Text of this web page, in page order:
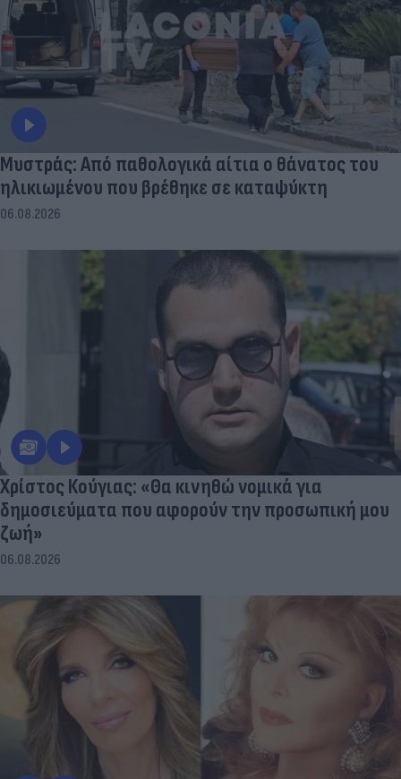
Μυστράς: Από παθολογικά αίτια ο θάνατος του
ηλικιωμένου που βρέθηκε σε καταψύκτη
06.08.2026
Χρίστος Κούγιας: «Θα κινηθώ νομικά για
δημοσιεύματα που αφορούν την προσωπική μου
ζωή»
06.08.2026